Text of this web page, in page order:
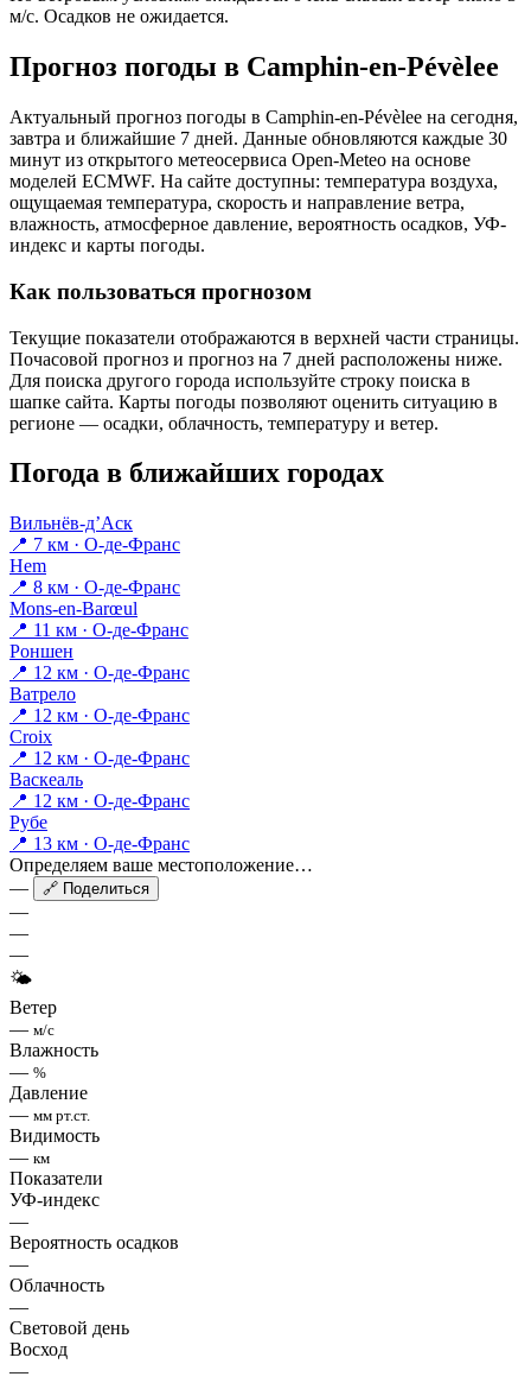
м/с. Осадков не ожидается.
Прогноз погоды в Camphin-en-Pévèleе
Актуальный прогноз погоды в Camphin-en-Pévèleе на сегодня,
завтра и ближайшие 7 дней. Данные обновляются каждые 30
минут из открытого метеосервиса Open-Meteo на основе
моделей ECMWF. На сайте доступны: температура воздуха,
ощущаемая температура, скорость и направление ветра,
влажность, атмосферное давление, вероятность осадков, УФ-
индекс и карты погоды.
Как пользоваться прогнозом
Текущие показатели отображаются в верхней части страницы.
Почасовой прогноз и прогноз на 7 дней расположены ниже.
Для поиска другого города используйте строку поиска в
шапке сайта. Карты погоды позволяют оценить ситуацию в
регионе — осадки, облачность, температуру и ветер.
Погода в ближайших городах
Вильнёв-д’Аск
📍 7 км · О-де-Франс
Hem
📍 8 км · О-де-Франс
Mons-en-Barœul
📍 11 км · О-де-Франс
Роншен
📍 12 км · О-де-Франс
Ватрело
📍 12 км · О-де-Франс
Croix
📍 12 км · О-де-Франс
Васкеаль
📍 12 км · О-де-Франс
Рубе
📍 13 км · О-де-Франс
Определяем ваше местоположение…
—
🔗 Поделиться
—
—
—
🌤
Ветер
— м/с
Влажность
— %
Давление
— мм рт.ст.
Видимость
— км
Показатели
УФ-индекс
—
Вероятность осадков
—
Облачность
—
Световой день
Восход
—